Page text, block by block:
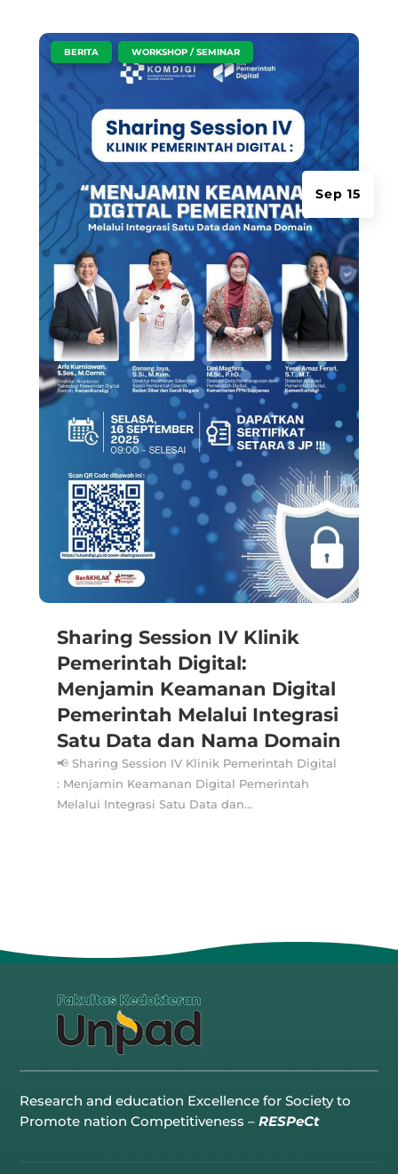
Sharing Session IV Klinik
Pemerintah Digital:
Menjamin Keamanan Digital
Pemerintah Melalui Integrasi
Satu Data dan Nama Domain
Sep 15
BERITA WORKSHOP / SEMINAR
📢 Sharing Session IV Klinik Pemerintah Digital
: Menjamin Keamanan Digital Pemerintah
Melalui Integrasi Satu Data dan...
Research and education Excellence for Society to
Promote nation Competitiveness –RESPeCt